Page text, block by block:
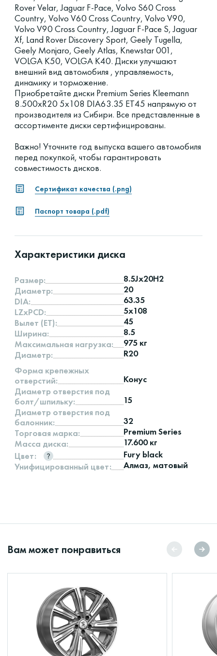
Rover Velar, Jaguar F-Pace, Volvo S60 Cross
Country, Volvo V60 Cross Country, Volvo V90,
Volvo V90 Cross Country, Jaguar F-Pace S, Jaguar
Xf, Land Rover Discovery Sport, Geely Tugella,
Geely Monjaro, Geely Atlas, Knewstar 001,
VOLGA K50, VOLGA K40. Диски улучшают
внешний вид автомобиля , управляемость,
динамику и торможение.
Приобретайте диски Premium Series Kleemann
8.500xR20 5x108 DIA63.35 ET45 напрямую от
производителя из Сибири. Все представленные в
ассортименте диски сертифицированы.
Важно! Уточните год выпуска вашего автомобиля
перед покупкой, чтобы гарантировать
совместимость дисков.
Сертификат качества (.png)
Паспорт товара (.pdf)
Характеристики диска
Размер:
8.5Jx20H2
Диаметр:
20
DIA:
63.35
LZxPCD:
5x108
Вылет (ET):
45
Ширина:
8.5
Максимальная нагрузка:
975 кг
Диаметр:
R20
Форма крепежных
отверстий:
Конус
Диаметр отверстия под
болт/шпильку:
15
Диаметр отверстия под
балонник:
32
Торговая марка:
Premium Series
Масса диска:
17.600 кг
Цвет:
Fury black
Унифицированный цвет:
Алмаз, матовый
Вам может понравиться